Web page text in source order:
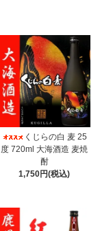
くじらの白 麦 25
度 720ml 大海酒造 麦焼
酎
1,750円(税込)